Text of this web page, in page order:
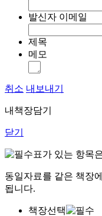
발신자 이메일
제목
메모
취소 내보내기
내책장담기
닫기
표가 있는 항목
동일자료를 같은 책장
됩니다.
책장선택